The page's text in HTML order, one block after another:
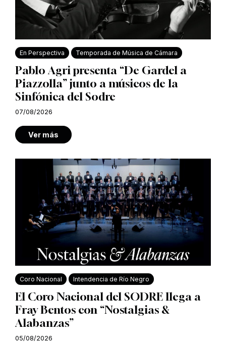
En Perspectiva Temporada de Música de Cámara
Pablo Agri presenta “De Gardel a
Piazzolla” junto a músicos de la
Sinfónica del Sodre
07/08/2026
Ver más
Coro Nacional Intendencia de Río Negro
El Coro Nacional del SODRE llega a
Fray Bentos con “Nostalgias &
Alabanzas”
05/08/2026